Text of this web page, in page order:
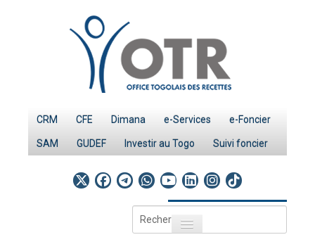
CRM CFE Dimana e-Services e-Foncier
SAM GUDEF Investir au Togo Suivi foncier
Rechercher
Toggle navigation